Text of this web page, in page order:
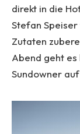
direkt in die
Stefan
Zutaten
Abend geht es
Sundowner